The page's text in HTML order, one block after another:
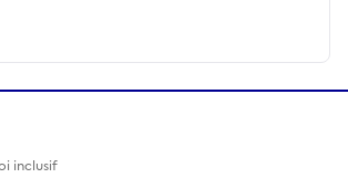
inclusif